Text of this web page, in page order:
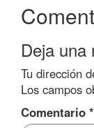
Deja una
Tu dirección
Los campos
Comentario *